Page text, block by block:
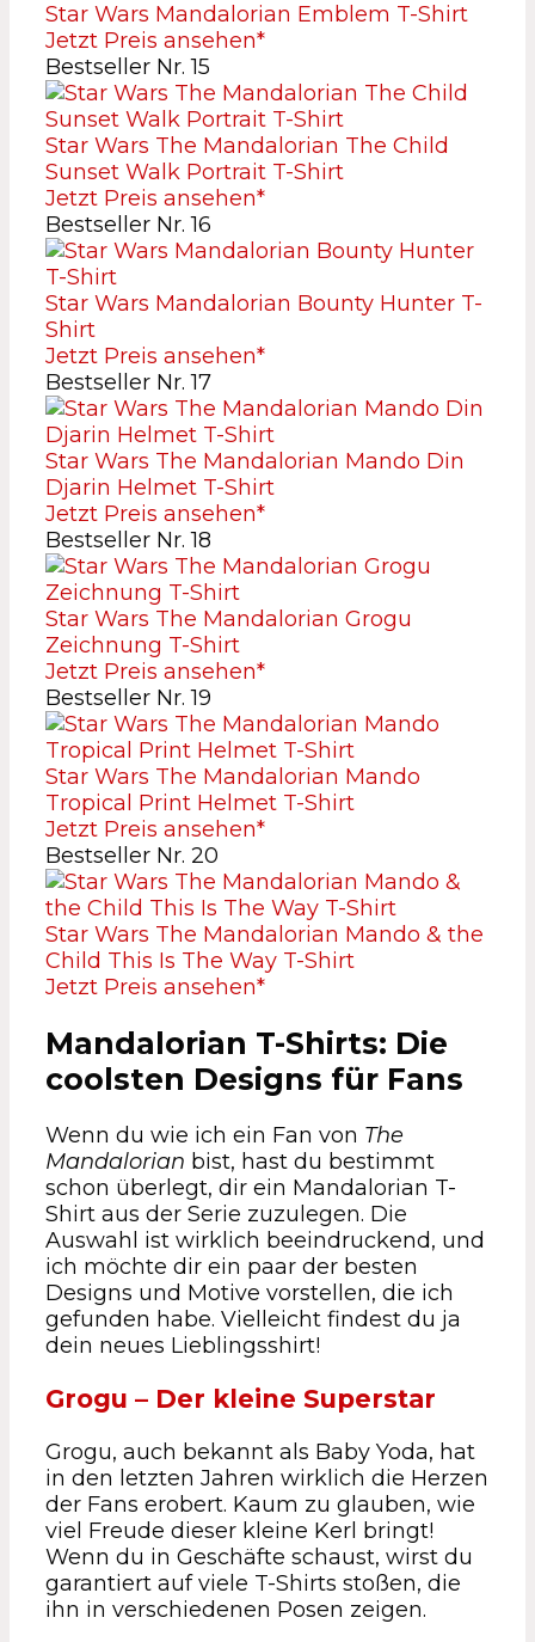
Star Wars Mandalorian Emblem T-Shirt
Jetzt Preis ansehen*
Bestseller Nr. 15
Star Wars The Mandalorian The Child
Sunset Walk Portrait T-Shirt
Jetzt Preis ansehen*
Bestseller Nr. 16
Star Wars Mandalorian Bounty Hunter T-
Shirt
Jetzt Preis ansehen*
Bestseller Nr. 17
Star Wars The Mandalorian Mando Din
Djarin Helmet T-Shirt
Jetzt Preis ansehen*
Bestseller Nr. 18
Star Wars The Mandalorian Grogu
Zeichnung T-Shirt
Jetzt Preis ansehen*
Bestseller Nr. 19
Star Wars The Mandalorian Mando
Tropical Print Helmet T-Shirt
Jetzt Preis ansehen*
Bestseller Nr. 20
Star Wars The Mandalorian Mando & the
Child This Is The Way T-Shirt
Jetzt Preis ansehen*
Mandalorian T-Shirts: Die
coolsten Designs für Fans
Wenn du wie ich ein Fan von The
Mandalorian bist, hast du bestimmt
schon überlegt, dir ein Mandalorian T-
Shirt aus der Serie zuzulegen. Die
Auswahl ist wirklich beeindruckend, und
ich möchte dir ein paar der besten
Designs und Motive vorstellen, die ich
gefunden habe. Vielleicht findest du ja
dein neues Lieblingsshirt!
Grogu – Der kleine Superstar
Grogu, auch bekannt als Baby Yoda, hat
in den letzten Jahren wirklich die Herzen
der Fans erobert. Kaum zu glauben, wie
viel Freude dieser kleine Kerl bringt!
Wenn du in Geschäfte schaust, wirst du
garantiert auf viele T-Shirts stoßen, die
ihn in verschiedenen Posen zeigen.